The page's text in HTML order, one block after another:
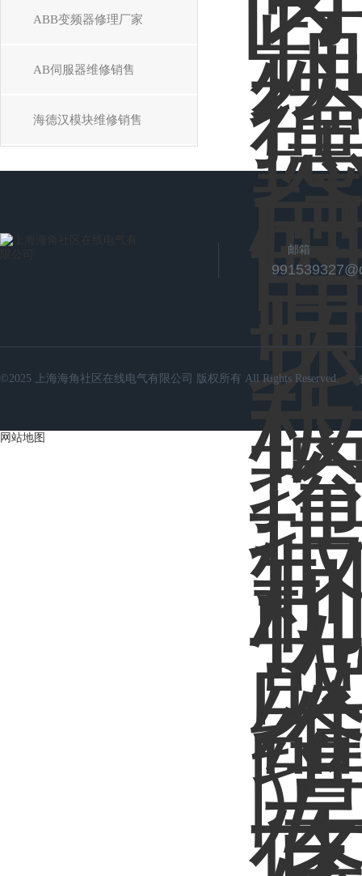
ABB变频器修理厂家
AB伺服器维修销售
海德汉模块维修销售
邮箱
©2025 上海海角社区在线电气有限公司 版权所有 All Rights Reserved.
网站地图